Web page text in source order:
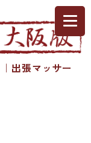
出張マッサー